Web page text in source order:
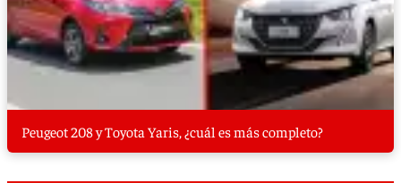
Peugeot 208 y Toyota Yaris, ¿cuál es más completo?